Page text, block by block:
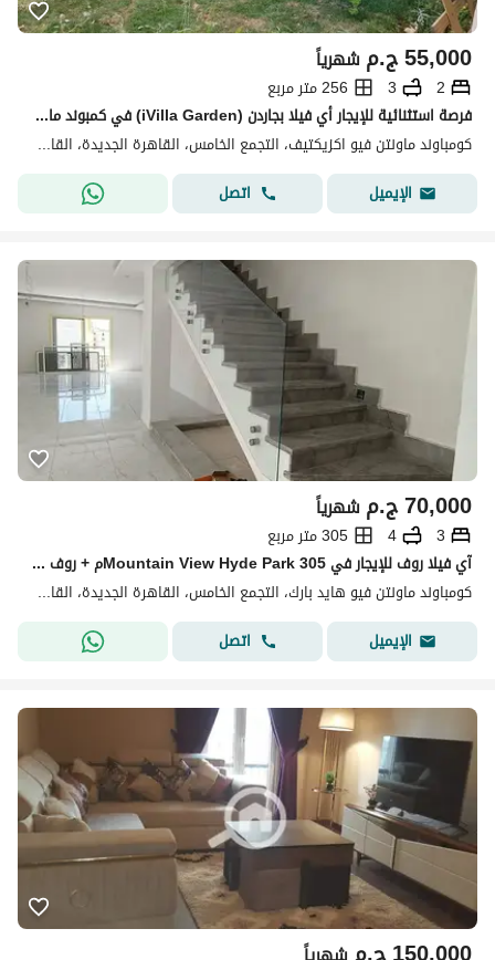
ج.م55,000 شهرياً
2
3
256 متر مربع
فرصة استثنائية للإيجار أي فيلا بجاردن (iVilla Garden) في كمبوند ماونتن فيو إكزيكتيف قطامية (MVK)
كومباوند ماونتن فيو اكزيكتيف، التجمع الخامس، القاهرة الجديدة، القاهرة
الإيميل
اتصل
ج.م70,000 شهرياً
3
4
305 متر مربع
آي فيلا روف للإيجار في Mountain View Hyde Park 305م + روف 94م
كومباوند ماونتن فيو هايد بارك، التجمع الخامس، القاهرة الجديدة، القاهرة
الإيميل
اتصل